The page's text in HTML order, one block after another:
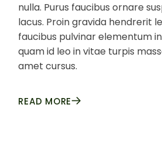
nulla. Purus faucibus ornare
lacus. Proin gravida hendrerit
faucibus pulvinar elementum
quam id leo in vitae turpis
amet cursus.
READ MORE